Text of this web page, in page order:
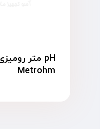
Metrohm